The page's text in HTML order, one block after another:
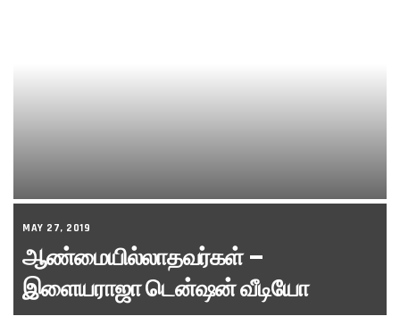
MAY 27, 2019
ஆண்மையில்லாதவர்கள் –
இளையராஜா டென்ஷன் வீடியோ